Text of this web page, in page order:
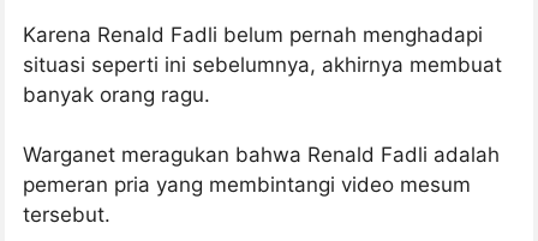
Karena Renald Fadli belum pernah menghadapi
situasi seperti ini sebelumnya, akhirnya membuat
banyak orang ragu.
Warganet meragukan bahwa Renald Fadli adalah
pemeran pria yang membintangi video mesum
tersebut.